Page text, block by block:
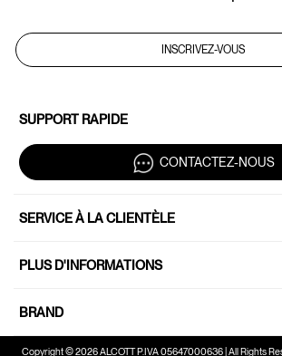
INSCRIVEZ-VOUS
SUPPORT RAPIDE
CONTACTEZ-NOUS
SERVICE À LA CLIENTÈLE
PLUS D'INFORMATIONS
BRAND
Copyright © 2026 ALCOTT P.IVA 05647000636 | All Rights